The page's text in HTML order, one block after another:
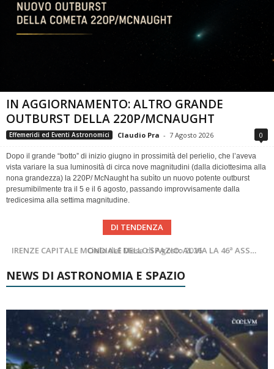
IN AGGIORNAMENTO: ALTRO GRANDE
OUTBURST DELLA 220P/MCNAUGHT
Effemeridi ed Eventi Astronomici Claudio Pra - 7 Agosto 2026 0
Dopo il grande “botto” di inizio giugno in prossimità del perielio, che l’aveva
vista variare la sua luminosità di circa nove magnitudini (dalla diciottesima alla
nona grandezza) la 220P/ McNaught ha subìto un nuovo potente outburst
presumibilmente tra il 5 e il 6 agosto, passando improvvisamente dalla
tredicesima alla settima magnitudine.
DI TENDENZA
Cielo del Mese di Agosto 2026
SUPERNOVAE aggiornamenti del mese – Agosto 2026
NEWS DI ASTRONOMIA E SPAZIO